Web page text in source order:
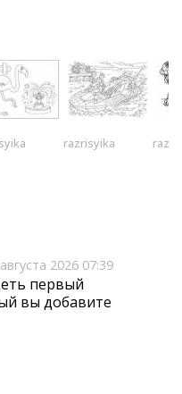
razrisyika
2026 07:39
первый
вы добавите